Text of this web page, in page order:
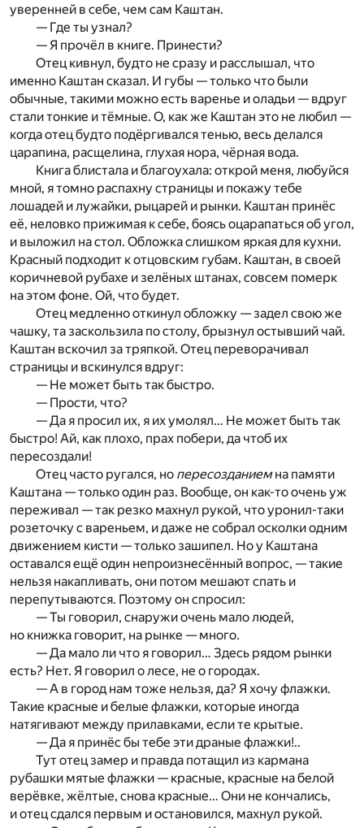
уверенней в себе, чем сам Каштан.
— Где ты узнал?
— Я прочёл в книге. Принести?
Отец кивнул, будто не сразу и расслышал, что
именно Каштан сказал. И губы — только что были
обычные, такими можно есть варенье и оладьи — вдруг
стали тонкие и тёмные. О, как же Каштан это не любил —
когда отец будто подёргивался тенью, весь делался
царапина, расщелина, глухая нора, чёрная вода.
Книга блистала и благоухала: открой меня, любуйся
мной, я томно распахну страницы и покажу тебе
лошадей и лужайки, рыцарей и рынки. Каштан принёс
её, неловко прижимая к себе, боясь оцарапаться об угол,
и выложил на стол. Обложка слишком яркая для кухни.
Красный подходит к отцовским губам. Каштан, в своей
коричневой рубахе и зелёных штанах, совсем померк
на этом фоне. Ой, что будет.
Отец медленно откинул обложку — задел свою же
чашку, та заскользила по столу, брызнул остывший чай.
Каштан вскочил за тряпкой. Отец переворачивал
страницы и вскинулся вдруг:
— Не может быть так быстро.
— Прости, что?
— Да я просил их, я их умолял… Не может быть так
быстро! Ай, как плохо, прах побери, да чтоб их
пересоздали!
Отец часто ругался, но пересозданиемна памяти
Каштана — только один раз. Вообще, он как-то очень уж
переживал — так резко махнул рукой, что уронил-таки
розеточку с вареньем, и даже не собрал осколки одним
движением кисти — только зашипел. Но у Каштана
оставался ещё один непроизнесённый вопрос, — такие
нельзя накапливать, они потом мешают спать и
перепутываются. Поэтому он спросил:
— Ты говорил, снаружи очень мало людей,
но книжка говорит, на рынке — много.
— Да мало ли что я говорил… Здесь рядом рынки
есть? Нет. Я говорил о лесе, не о городах.
— А в город нам тоже нельзя, да? Я хочу флажки.
Такие красные и белые флажки, которые иногда
натягивают между прилавками, если те крытые.
— Да я принёс бы тебе эти драные флажки!..
Тут отец замер и правда потащил из кармана
рубашки мятые флажки — красные, красные на белой
верёвке, жёлтые, снова красные… Они не кончались,
и отец сдался первым и остановился, махнул рукой.